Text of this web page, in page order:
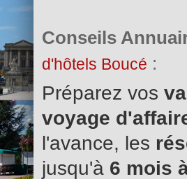
Conseils
d'hôtels Boucé :
Préparez vos
voyage
l'avance, les
jusqu'à 6 mois